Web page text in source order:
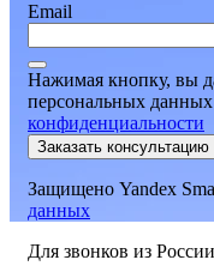
Email
Нажимая кнопку, вы
персональных данных
конфиденциальности
Заказать консультацию
Защищено Yandex
данных
Для звонков из